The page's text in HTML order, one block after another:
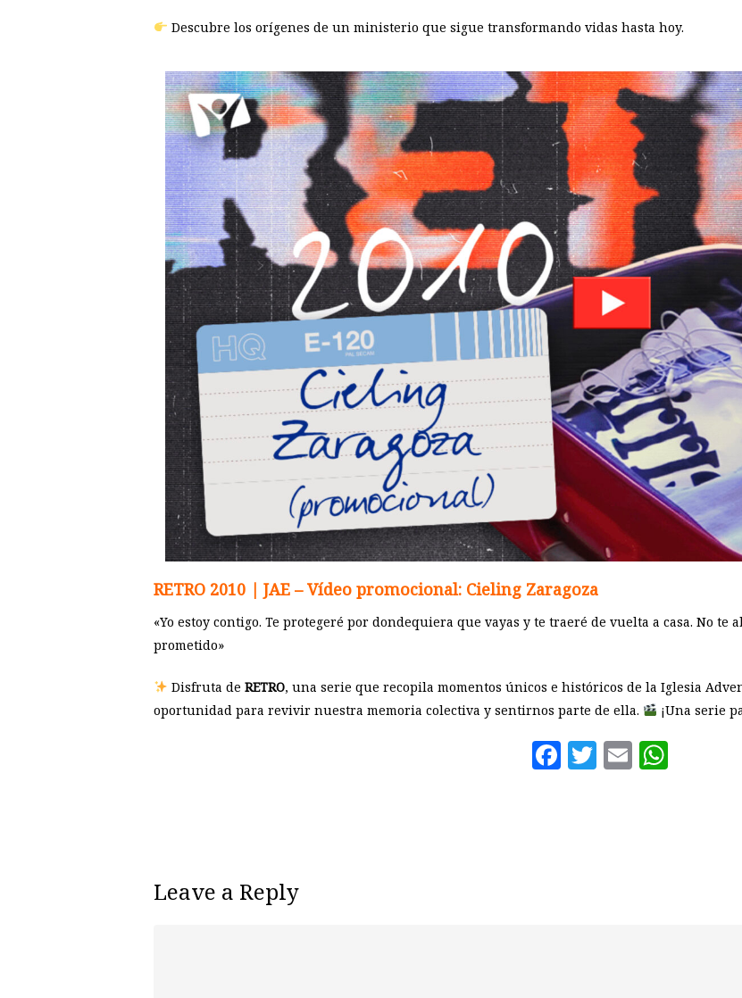
Descubre los orígenes de un ministerio que sigue transformando vidas hasta hoy.
RETRO 2010 | JAE – Vídeo promocional: Cieling Zaragoza
«Yo estoy contigo. Te protegeré por dondequiera que vayas y te traeré de vuelta a casa. No
prometido»
Disfruta de RETRO, una serie que recopila momentos únicos e históricos de la Iglesia
oportunidad para revivir nuestra memoria colectiva y sentirnos parte de ella.
¡Una serie
Facebook
Twitter
Email
Leave a Reply